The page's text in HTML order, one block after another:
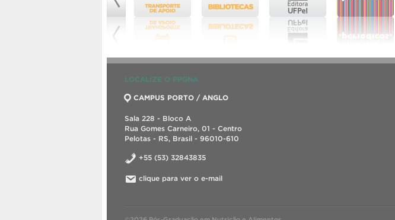
LOCALIZE O PPGNA
CAMPUS PORTO / ANGLO
Sala 228 - Bloco A
Rua Gomes Carneiro, 01 - Centro
Pelotas - RS, Brasil - 96010-610
+55 (53) 32843835
clique para ver o e-mail